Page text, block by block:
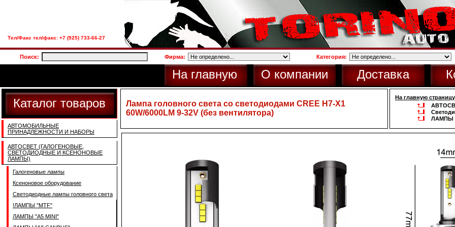
Тел/Факс тел/факс: +7 (925) 733-66-27
Поиск: Фирма: Категория:
На главную О компании Доставка
Каталог товаров
АВТОМОБИЛЬНЫЕ
ПРИНАДЛЕЖНОСТИ И НАБОРЫ
АВТОСВЕТ (ГАЛОГЕНОВЫЕ,
СВЕТОДИОДНЫЕ И КСЕНОНОВЫЕ
ЛАМПЫ)
Галогеновые лампы
Ксеноновое оборудование
Светодиодные лампы головного света
!ЛАМПЫ ''MTF''
ЛАМПЫ "A5 MINI"
Лампа головного света со светодиодами CREE H7-Х1
60W/6000LM 9-32V (без вентилятора)
На главную страницу
ЛАМПЫ